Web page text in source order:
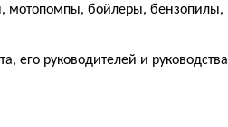
мотопомпы, бойлеры, бензопилы,
его руководителей и руководства